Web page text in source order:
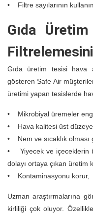
• Filtre sayılarının
Gıda
Gıda üretim tesisi hava
gösteren Safe Air
üretimi yapan tesislerde
• Mikrobiyal üremeler
• Hava kalitesi üst düzeye
• Nem ve sıcaklık olması
• Yiyecek ve içeceklerin
dolayı ortaya çıkan üretim
• Kontaminasyonu korur,
Uzman araştırmalarına
kirliliği çok oluyor.